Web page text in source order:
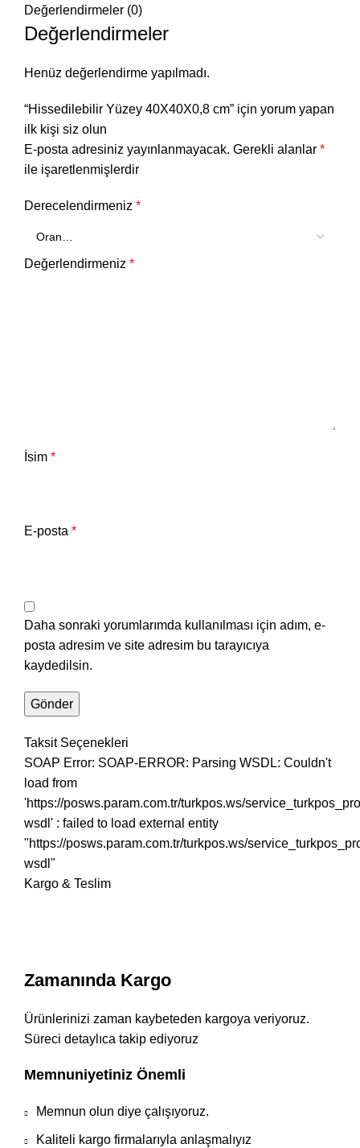
Değerlendirmeler (0)
Değerlendirmeler
Henüz değerlendirme yapılmadı.
“Hissedilebilir Yüzey 40X40X0,8 cm” için yorum yapan
ilk kişi siz olun
E-posta adresiniz yayınlanmayacak. Gerekli alanlar *
ile işaretlenmişlerdir
Derecelendirmeniz *
Değerlendirmeniz *
İsim *
E-posta *
Daha sonraki yorumlarımda kullanılması için adım, e-
posta adresim ve site adresim bu tarayıcıya
kaydedilsin.
Taksit Seçenekleri
SOAP Error: SOAP-ERROR: Parsing WSDL: Couldn't
load from
'https://posws.param.com.tr/turkpos.ws/
wsdl' : failed to load external entity
"https://posws.param.com.tr/turkpos.ws/
wsdl"
Kargo & Teslim
Zamanında Kargo
Ürünlerinizi zaman kaybeteden kargoya veriyoruz.
Süreci detaylıca takip ediyoruz
Memnuniyetiniz Önemli
Memnun olun diye çalışıyoruz.
Kaliteli kargo firmalarıyla anlaşmalıyız